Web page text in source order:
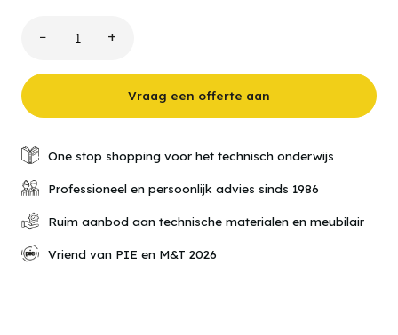
−
02
tijdklok
+
Vraag een offerte aan
One stop shopping voor het technisch onderwijs
Professioneel en persoonlijk advies sinds 1986
Ruim aanbod aan technische materialen en meubilair
Vriend van PIE en M&T 2026